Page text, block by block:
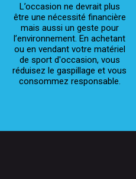
L’occasion ne devrait plus
être une nécessité financière
mais aussi un geste pour
l’environnement. En achetant
ou en vendant votre matériel
de sport d'occasion, vous
réduisez le gaspillage et vous
consommez responsable.